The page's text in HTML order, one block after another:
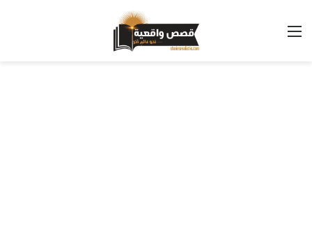
القائمة